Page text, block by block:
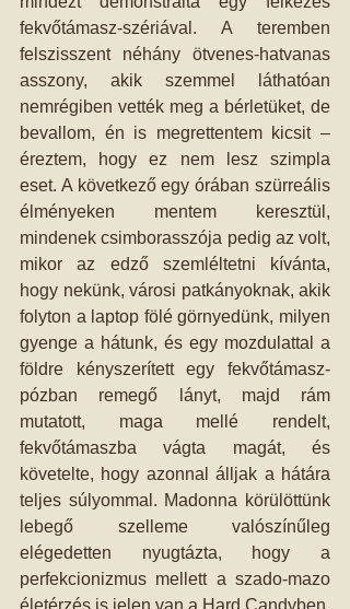
fekvőtámasz-szériával. A teremben
felszisszent néhány ötvenes-hatvanas
asszony, akik szemmel láthatóan
nemrégiben vették meg a bérletüket, de
bevallom, én is megrettentem kicsit –
éreztem, hogy ez nem lesz szimpla
eset. A következő egy órában szürreális
élményeken mentem keresztül,
mindenek csimborasszója pedig az volt,
mikor az edző szemléltetni kívánta,
hogy nekünk, városi patkányoknak, akik
folyton a laptop fölé görnyedünk, milyen
gyenge a hátunk, és egy mozdulattal a
földre kényszerített egy fekvőtámasz-
pózban remegő lányt, majd rám
mutatott, maga mellé rendelt,
fekvőtámaszba vágta magát, és
követelte, hogy azonnal álljak a hátára
teljes súlyommal. Madonna körülöttünk
lebegő szelleme valószínűleg
elégedetten nyugtázta, hogy a
perfekcionizmus mellett a szado-mazo